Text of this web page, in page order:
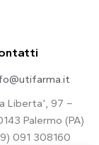
Liberta’, 97 –
Palermo (PA)
091 308160